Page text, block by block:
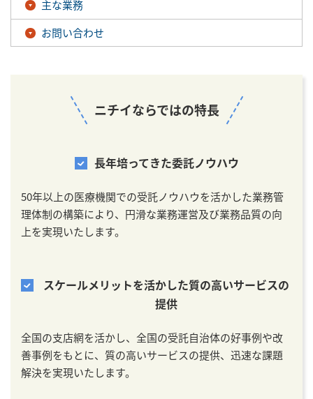
主な業務
お問い合わせ
ニチイならではの特長
長年培ってきた委託ノウハウ
50年以上の医療機関での受託ノウハウを活かした業務管
理体制の構築により、円滑な業務運営及び業務品質の向
上を実現いたします。
スケールメリットを活かした質の高いサービスの
提供
全国の支店網を活かし、全国の受託自治体の好事例や改
善事例をもとに、質の高いサービスの提供、迅速な課題
解決を実現いたします。